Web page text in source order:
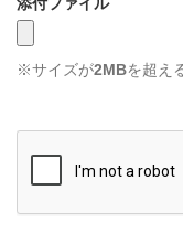
※サイズが2MBを超え